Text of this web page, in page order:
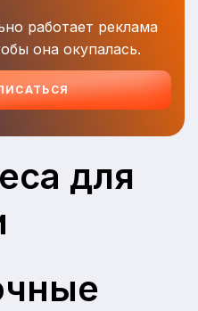
работает реклама
она окупалась.
для